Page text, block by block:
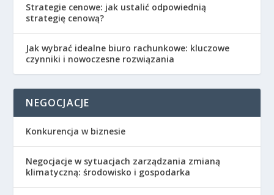
Strategie cenowe: jak ustalić odpowiednią
strategię cenową?
Jak wybrać idealne biuro rachunkowe: kluczowe
czynniki i nowoczesne rozwiązania
NEGOCJACJE
Konkurencja w biznesie
Negocjacje w sytuacjach zarządzania zmianą
klimatyczną: środowisko i gospodarka